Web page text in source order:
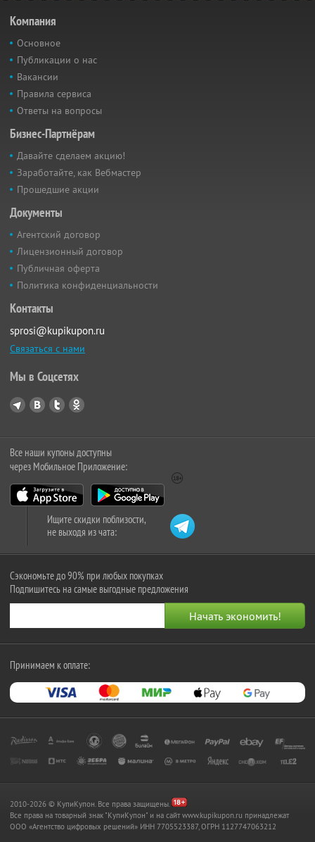
Компания
Основное
Публикации о нас
Вакансии
Правила сервиса
Ответы на вопросы
Бизнес-Партнёрам
Давайте сделаем акцию!
Заработайте, как Вебмастер
Прошедшие акции
Документы
Агентский договор
Лицензионный договор
Публичная оферта
Политика конфиденциальности
Контакты
sprosi@kupikupon.ru
Связаться с нами
Мы в Соцсетях
Все наши купоны доступны
через Мобильное Приложение:
Ищите скидки поблизости,
не выходя из чата:
Сэкономьте до 90% при любых покупках
Подпишитесь на самые выгодные предложения
Принимаем к оплате:
2010-2026 © КупиКупон. Все права защищены.
Все права на товарный знак "КупиКупон" и на сайт www.kupikupon.ru принадлежат
OOO «Агентство цифровых решений» ИНН 7705523387, ОГРН 1127747063212